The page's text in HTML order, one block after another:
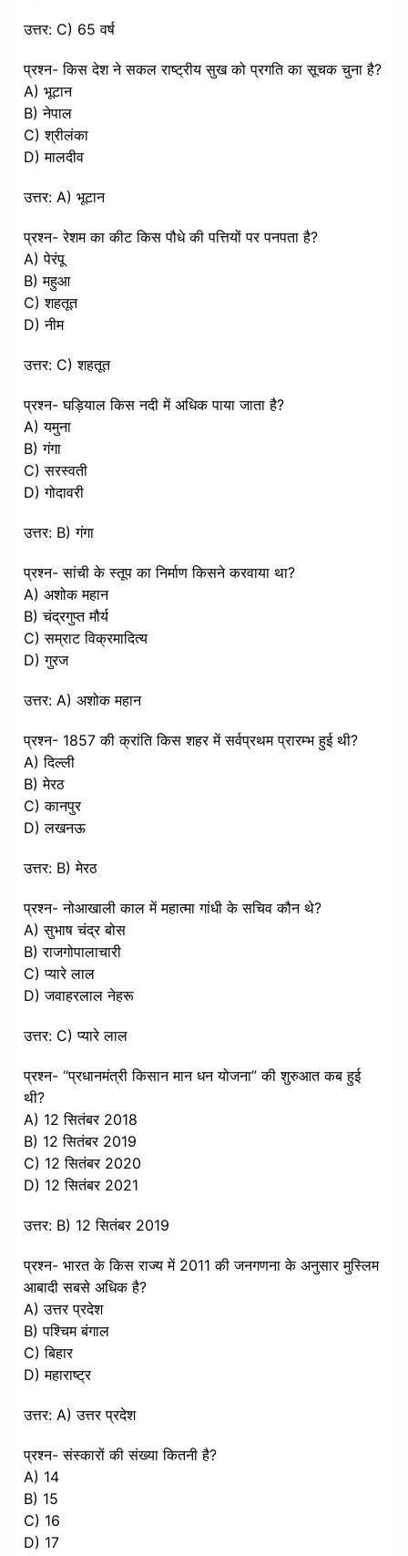
उत्तर: C) 65 वर्ष
प्रश्न- किस देश ने सकल राष्ट्रीय सुख को प्रगति का सूचक चुना है?
A) भूटान
B) नेपाल
C) श्रीलंका
D) मालदीव
उत्तर: A) भूटान
प्रश्न- रेशम का कीट किस पौधे की पत्तियों पर पनपता है?
A) पेरंपू
B) महुआ
C) शहतूत
D) नीम
उत्तर: C) शहतूत
प्रश्न- घड़ियाल किस नदी में अधिक पाया जाता है?
A) यमुना
B) गंगा
C) सरस्वती
D) गोदावरी
उत्तर: B) गंगा
प्रश्न- सांची के स्तूप का निर्माण किसने करवाया था?
A) अशोक महान
B) चंद्रगुप्त मौर्य
C) सम्राट विक्रमादित्य
D) गुरज
उत्तर: A) अशोक महान
प्रश्न- 1857 की क्रांति किस शहर में सर्वप्रथम प्रारम्भ हुई थी?
A) दिल्ली
B) मेरठ
C) कानपुर
D) लखनऊ
उत्तर: B) मेरठ
प्रश्न- नोआखाली काल में महात्मा गांधी के सचिव कौन थे?
A) सुभाष चंद्र बोस
B) राजगोपालाचारी
C) प्यारे लाल
D) जवाहरलाल नेहरू
उत्तर: C) प्यारे लाल
प्रश्न- “प्रधानमंत्री किसान मान धन योजना” की शुरुआत कब हुई
थी?
A) 12 सितंबर 2018
B) 12 सितंबर 2019
C) 12 सितंबर 2020
D) 12 सितंबर 2021
उत्तर: B) 12 सितंबर 2019
प्रश्न- भारत के किस राज्य में 2011 की जनगणना के अनुसार मुस्लिम
आबादी सबसे अधिक है?
A) उत्तर प्रदेश
B) पश्चिम बंगाल
C) बिहार
D) महाराष्ट्र
उत्तर: A) उत्तर प्रदेश
प्रश्न- संस्कारों की संख्या कितनी है?
A) 14
B) 15
C) 16
D) 17